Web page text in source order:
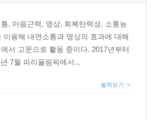
, 마음근력, 명상, 회복탄력성, 소통능
용해 내면소통과 명상의 효과에 대해
서 고문으로 활동 중이다. 2017년부터
7월 파리올림픽에서...
펼쳐보기